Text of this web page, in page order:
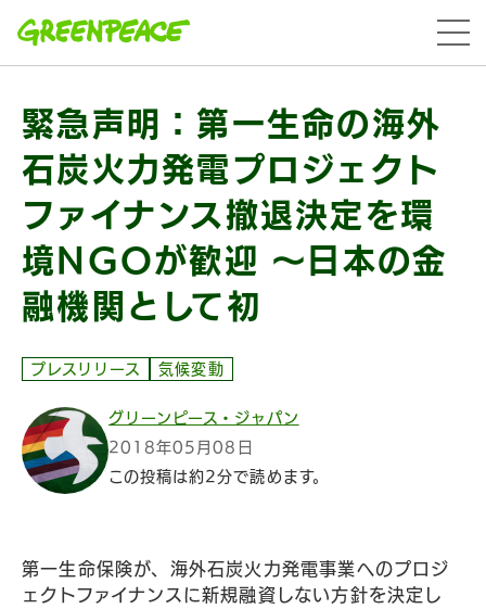
menu
緊急声明：第一生命の海外
石炭火力発電プロジェクト
ファイナンス撤退決定を環
境NGOが歓迎 ～日本の金
融機関として初
プレスリリース 気候変動
グリーンピース・ジャパン
2018年05月08日
この投稿は約2分で読めます。
第一生命保険が、海外石炭火力発電事業へのプロジ
ェクトファイナンスに新規融資しない方針を決定し